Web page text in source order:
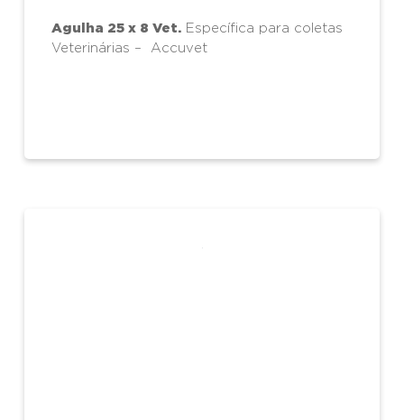
Agulha 25 x 8 Vet.Específica para coletas
Veterinárias – Accuvet